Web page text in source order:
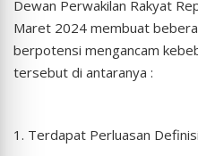
Dewan Perwakilan Rakyat
Maret 2024 membuat
berpotensi mengancam
tersebut di antaranya :
1. Terdapat Perluasan